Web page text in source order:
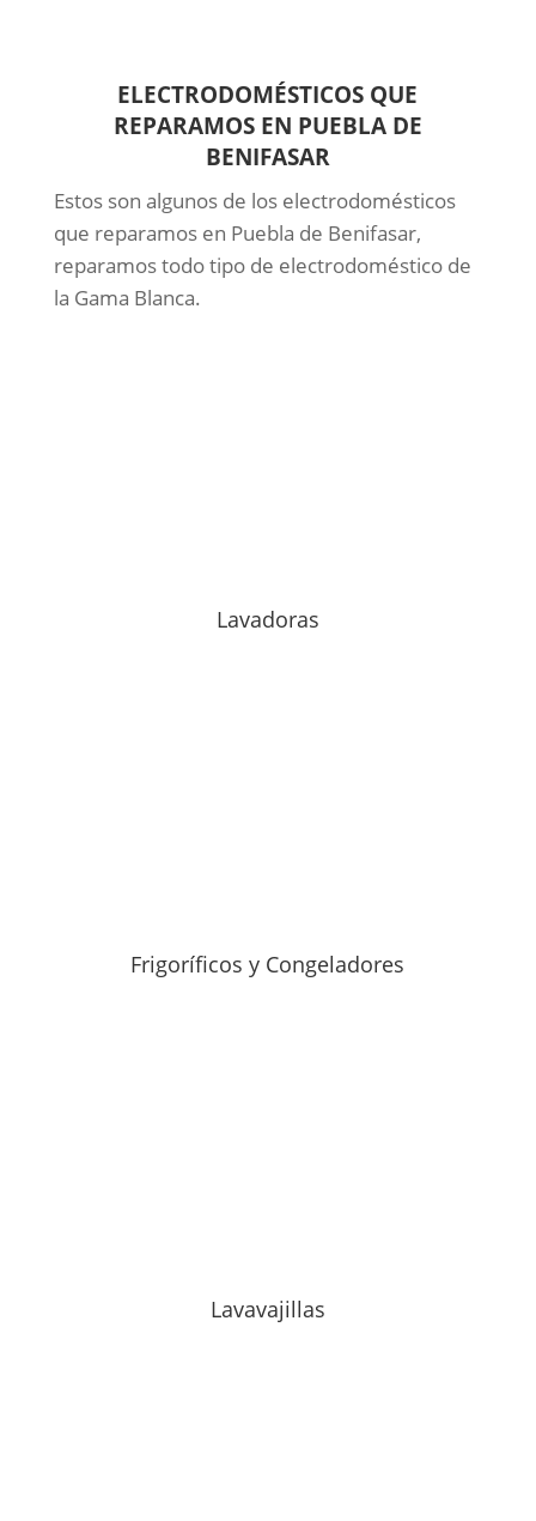
ELECTRODOMÉSTICOS QUE
REPARAMOS EN PUEBLA DE
BENIFASAR
Estos son algunos de los electrodomésticos
que reparamos en Puebla de Benifasar,
reparamos todo tipo de electrodoméstico de
la Gama Blanca.
Lavadoras
Frigoríficos y Congeladores
Lavavajillas